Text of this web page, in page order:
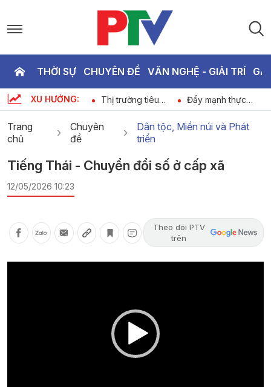
THỜI SỰ CHUYÊN ĐỀ VĂN NGHỆ - GIẢI TRÍ
XU HƯỚNG:
Bản tin quốc tế
11h45 ngày 06-08-
Thị trường tiêu
dùng ngày 06-08-
Đẩy mạnh thực
hiện các biện pháp
quản lý bảo vệ
rừng nguyên sinh
Trang
chủ
Chuyên
đề
Dân tộc, Miền núi và Phát
triển
Tiếng Thái - Chuyển đổi số ở cấp xã
12/05/2026 10:23
Theo dõi PTV
trên